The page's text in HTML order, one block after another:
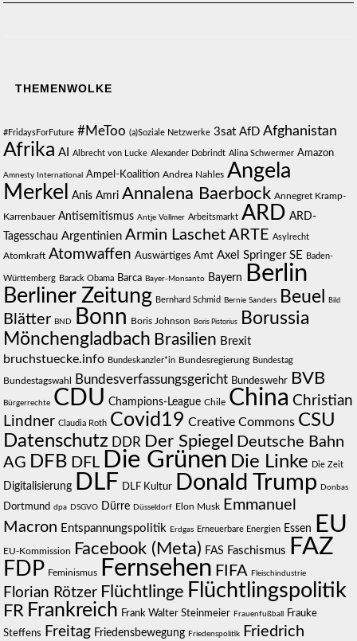
THEMENWOLKE
#FridaysForFuture #MeToo (a)Soziale Netzwerke 3sat AfD Afghanistan
Afrika AI Albrecht von Lucke Alexander Dobrindt Alina Schwermer Amazon
Amnesty International Ampel-Koalition Andrea Nahles Angela
Merkel
Anis Amri Annalena Baerbock Annegret Kramp-
Karrenbauer Antisemitismus Antje Vollmer Arbeitsmarkt ARD ARD-
Tagesschau Argentinien Armin Laschet ARTE Asylrecht
Atomkraft Atomwaffen Auswärtiges Amt Axel Springer SE Baden-
Württemberg Barack Obama Barca Bayer-Monsanto Bayern Berlin
Berliner Zeitung Bernhard Schmid Bernie Sanders Beuel Bild
Blätter BND Bonn Boris Johnson Boris Pistorius
Borussia
Mönchengladbach Brasilien Brexit
bruchstuecke.info Bundeskanzler*in Bundesregierung Bundestag
Bundestagswahl Bundesverfassungsgericht Bundeswehr BVB
Bürgerrechte CDU Champions-League Chile China Christian
Lindner Claudia Roth Covid19 Creative Commons CSU
Datenschutz DDR Der Spiegel
Deutsche Bahn
AG DFB DFL Die Grünen Die Linke Die Zeit
Digitalisierung DLF DLF Kultur Donald Trump Donbas
Dortmund dpa DSGVO Dürre Düsseldorf Elon Musk Emmanuel
Macron Entspannungspolitik Erdgas Erneuerbare Energien Essen EU
EU-Kommission Facebook (Meta) FAS Faschismus FAZ
FDP Feminismus Fernsehen FIFA Fleischindustrie
Florian Rötzer Flüchtlinge Flüchtlingspolitik
FR Frankreich Frank Walter Steinmeier Frauenfußball
Frauke
Steffens Freitag Friedensbewegung Friedenspolitik
Friedrich